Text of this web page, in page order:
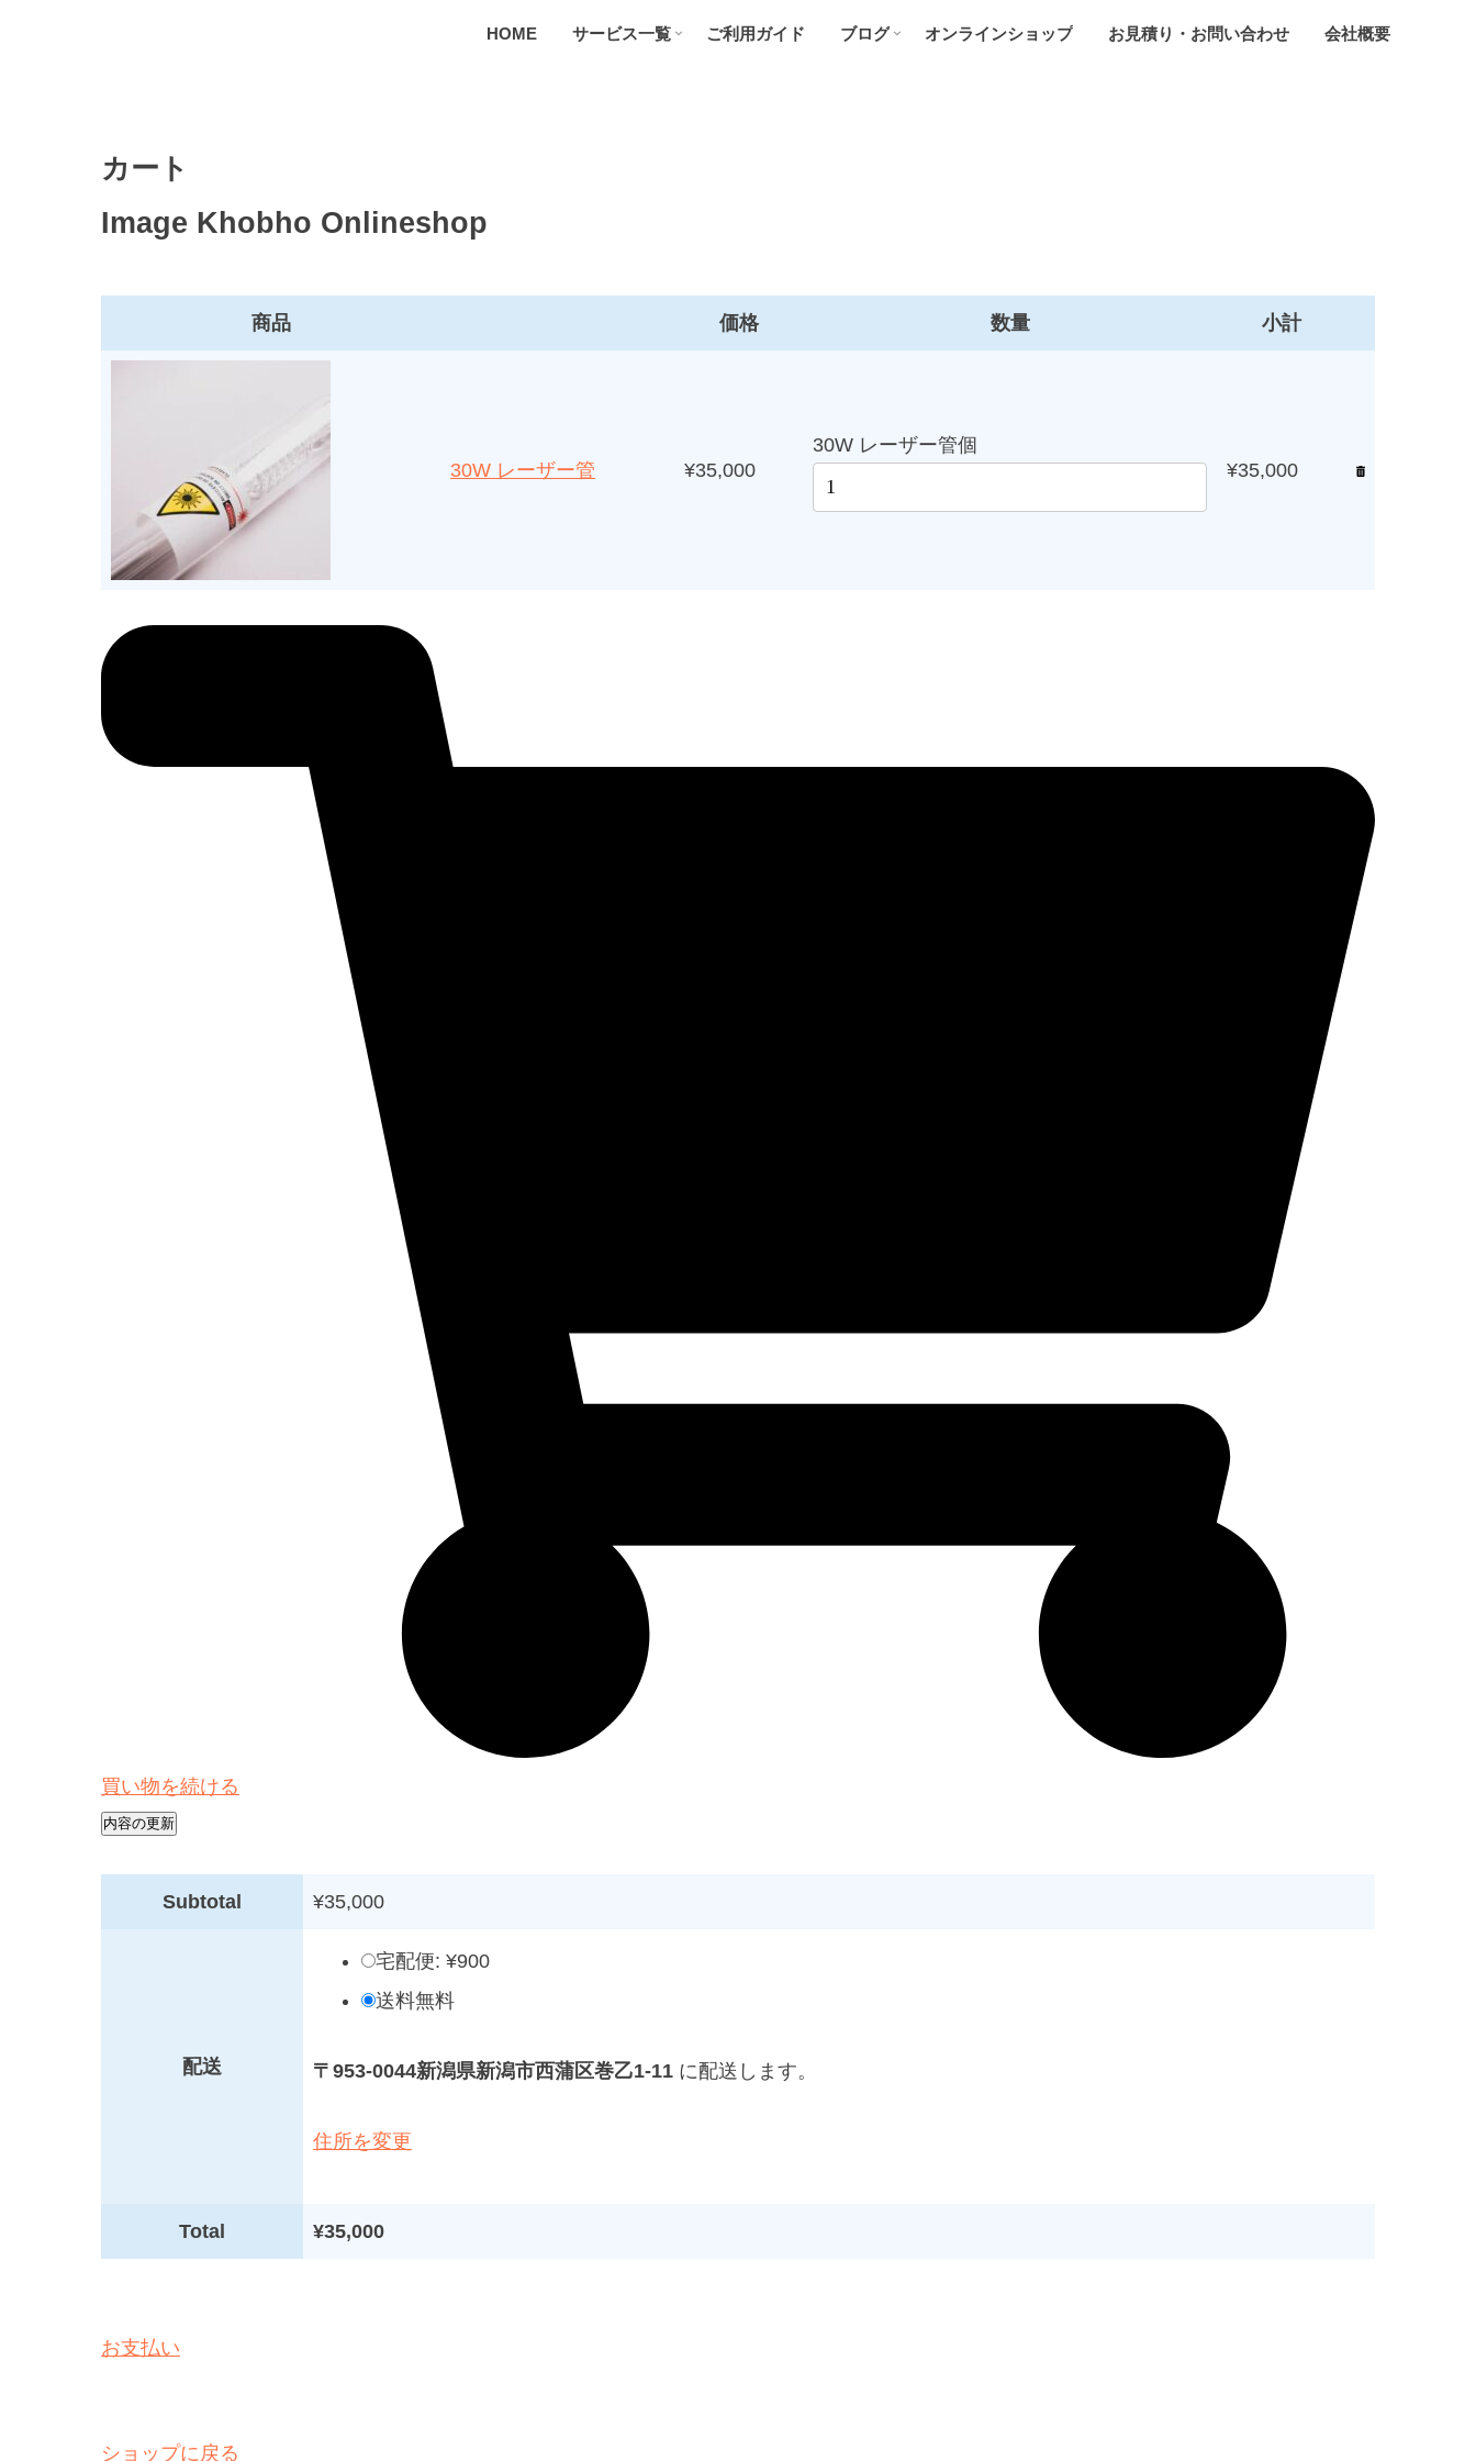
HOME サービス一覧 ご利用ガイド ブログ オンラインショップ お見積り・お問い合わせ 会社概要
カート
Image Khobho Onlineshop
商品 価格 数量 小計
30W レーザー管 ¥35,000
30W レーザー管個
¥35,000
買い物を続ける
内容の更新
Subtotal ¥35,000
配送
宅配便: ¥900
送料無料
〒953-0044新潟県新潟市西蒲区巻乙1-11 に配送します。
住所を変更
Total ¥35,000
お支払い
ショップに戻る